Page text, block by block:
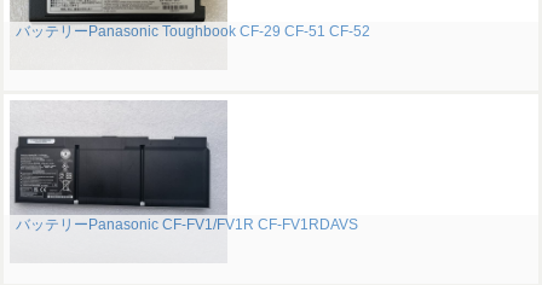
バッテリーPanasonic Toughbook CF-29 CF-51 CF-52
バッテリーPanasonic CF-FV1/FV1R CF-FV1RDAVS